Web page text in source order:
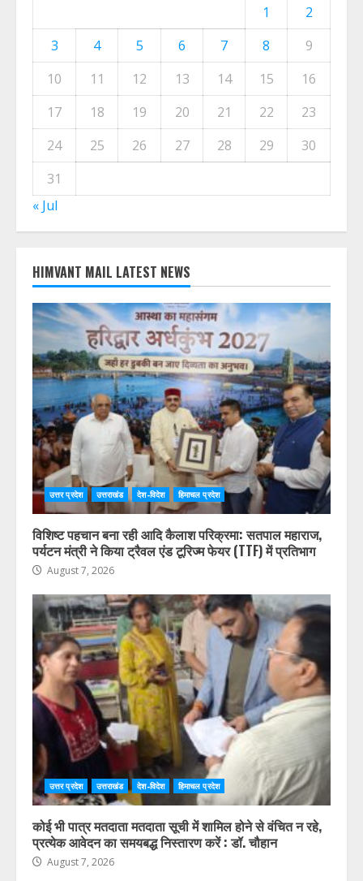
1
2
3
4 5 6 7 8
9
10
11 12 13 14 15
16
17
18 19 20 21 22
23
24
25 26 27 28 29
30
31
« Jul
HIMVANT MAIL LATEST NEWS
उत्तर प्रदेश उत्तराखंड देश-विदेश हिमाचल प्रदेश
विशिष्ट पहचान बना रही आदि कैलाश परिक्रमा: सतपाल महाराज,
पर्यटन मंत्री ने किया ट्रैवल एंड टूरिज्म फेयर (TTF) में प्रतिभाग
August 7, 2026
उत्तर प्रदेश उत्तराखंड देश-विदेश हिमाचल प्रदेश
कोई भी पात्र मतदाता मतदाता सूची में शामिल होने से वंचित न रहे,
प्रत्येक आवेदन का समयबद्ध निस्तारण करें : डॉ. चौहान
August 7, 2026